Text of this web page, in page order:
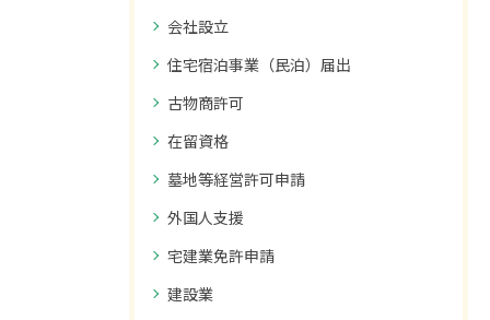
会社設立
住宅宿泊事業（民泊）届出
古物商許可
在留資格
墓地等経営許可申請
外国人支援
宅建業免許申請
建設業